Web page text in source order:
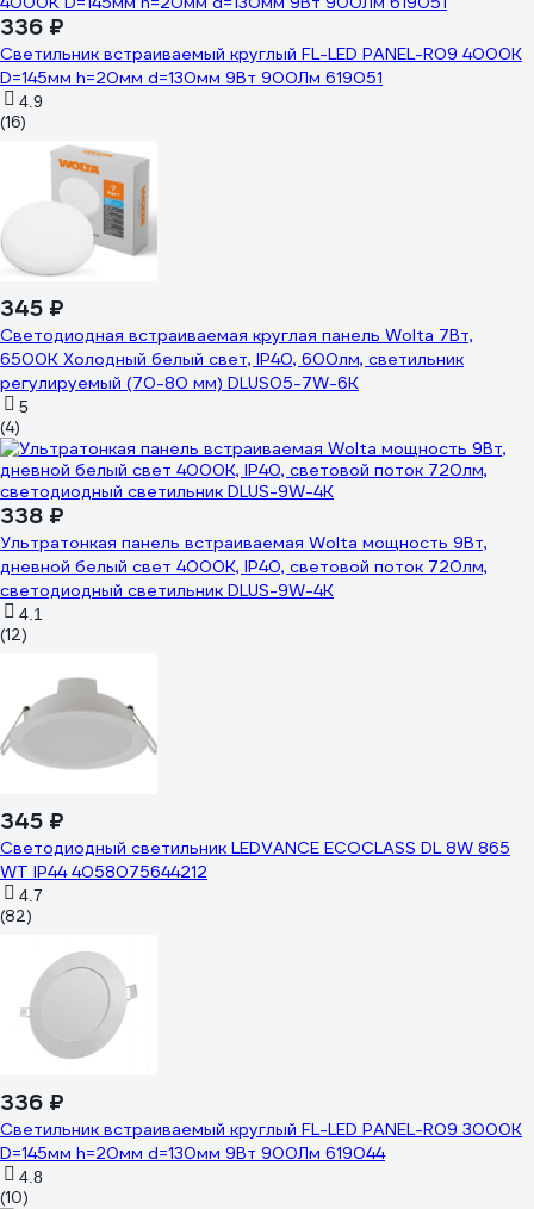
336 ₽
Светильник встраиваемый круглый FL-LED PANEL-R09 4000K
D=145мм h=20мм d=130мм 9Вт 900Лм 619051
4.9
(16)
345 ₽
Светодиодная встраиваемая круглая панель Wolta 7Вт,
6500К Холодный белый свет, IP40, 600лм, светильник
регулируемый (70-80 мм) DLUS05-7W-6K
5
(4)
338 ₽
Ультратонкая панель встраиваемая Wolta мощность 9Вт,
дневной белый свет 4000К, IP40, световой поток 720лм,
светодиодный светильник DLUS-9W-4K
4.1
(12)
345 ₽
Светодиодный светильник LEDVANCE ECOCLASS DL 8W 865
WT IP44 4058075644212
4.7
(82)
336 ₽
Светильник встраиваемый круглый FL-LED PANEL-R09 3000K
D=145мм h=20мм d=130мм 9Вт 900Лм 619044
4.8
(10)